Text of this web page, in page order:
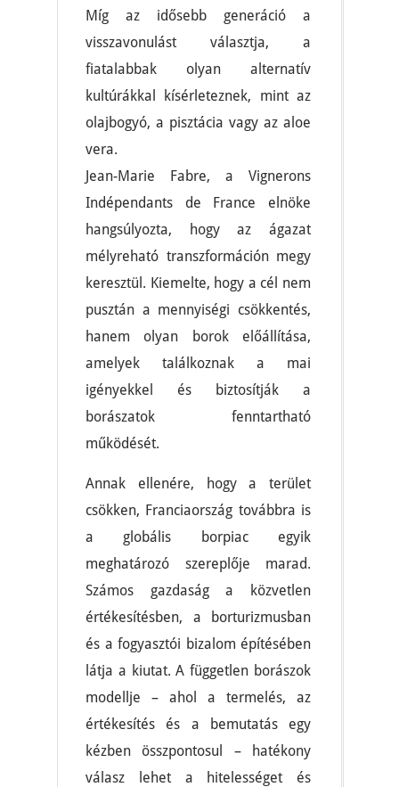
Míg az idősebb generáció a
visszavonulást választja, a
fiatalabbak olyan alternatív
kultúrákkal kísérleteznek, mint az
olajbogyó, a pisztácia vagy az aloe
vera.
Jean-Marie Fabre, a Vignerons
Indépendants de France elnöke
hangsúlyozta, hogy az ágazat
mélyreható transzformáción megy
keresztül. Kiemelte, hogy a cél nem
pusztán a mennyiségi csökkentés,
hanem olyan borok előállítása,
amelyek találkoznak a mai
igényekkel és biztosítják a
borászatok fenntartható
működését.
Annak ellenére, hogy a terület
csökken, Franciaország továbbra is
a globális borpiac egyik
meghatározó szereplője marad.
Számos gazdaság a közvetlen
értékesítésben, a borturizmusban
és a fogyasztói bizalom építésében
látja a kiutat. A független borászok
modellje – ahol a termelés, az
értékesítés és a bemutatás egy
kézben összpontosul – hatékony
válasz lehet a hitelességet és